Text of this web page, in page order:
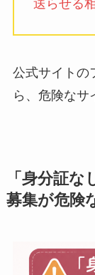
送らせる
公式サイトの
ら、危険なサ
「身分証
募集が危険